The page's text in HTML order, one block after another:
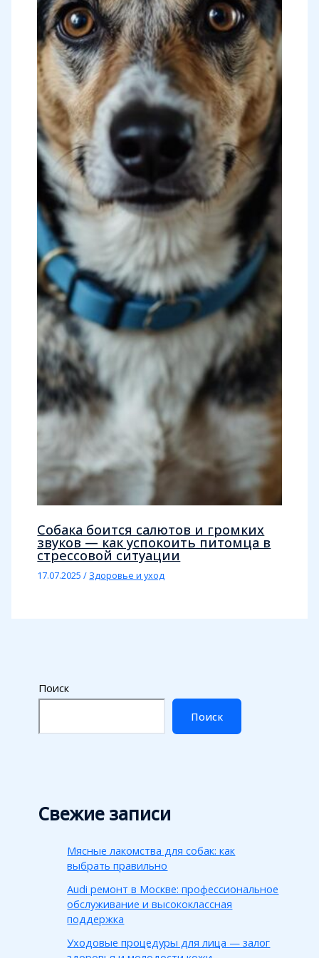
Собака боится салютов и громких
звуков — как успокоить питомца в
стрессовой ситуации
17.07.2025/ Здоровье и уход
Поиск
Поиск
Свежие записи
Мясные лакомства для собак: как
выбрать правильно
Audi ремонт в Москве: профессиональное
обслуживание и высококлассная
поддержка
Уходовые процедуры для лица — залог